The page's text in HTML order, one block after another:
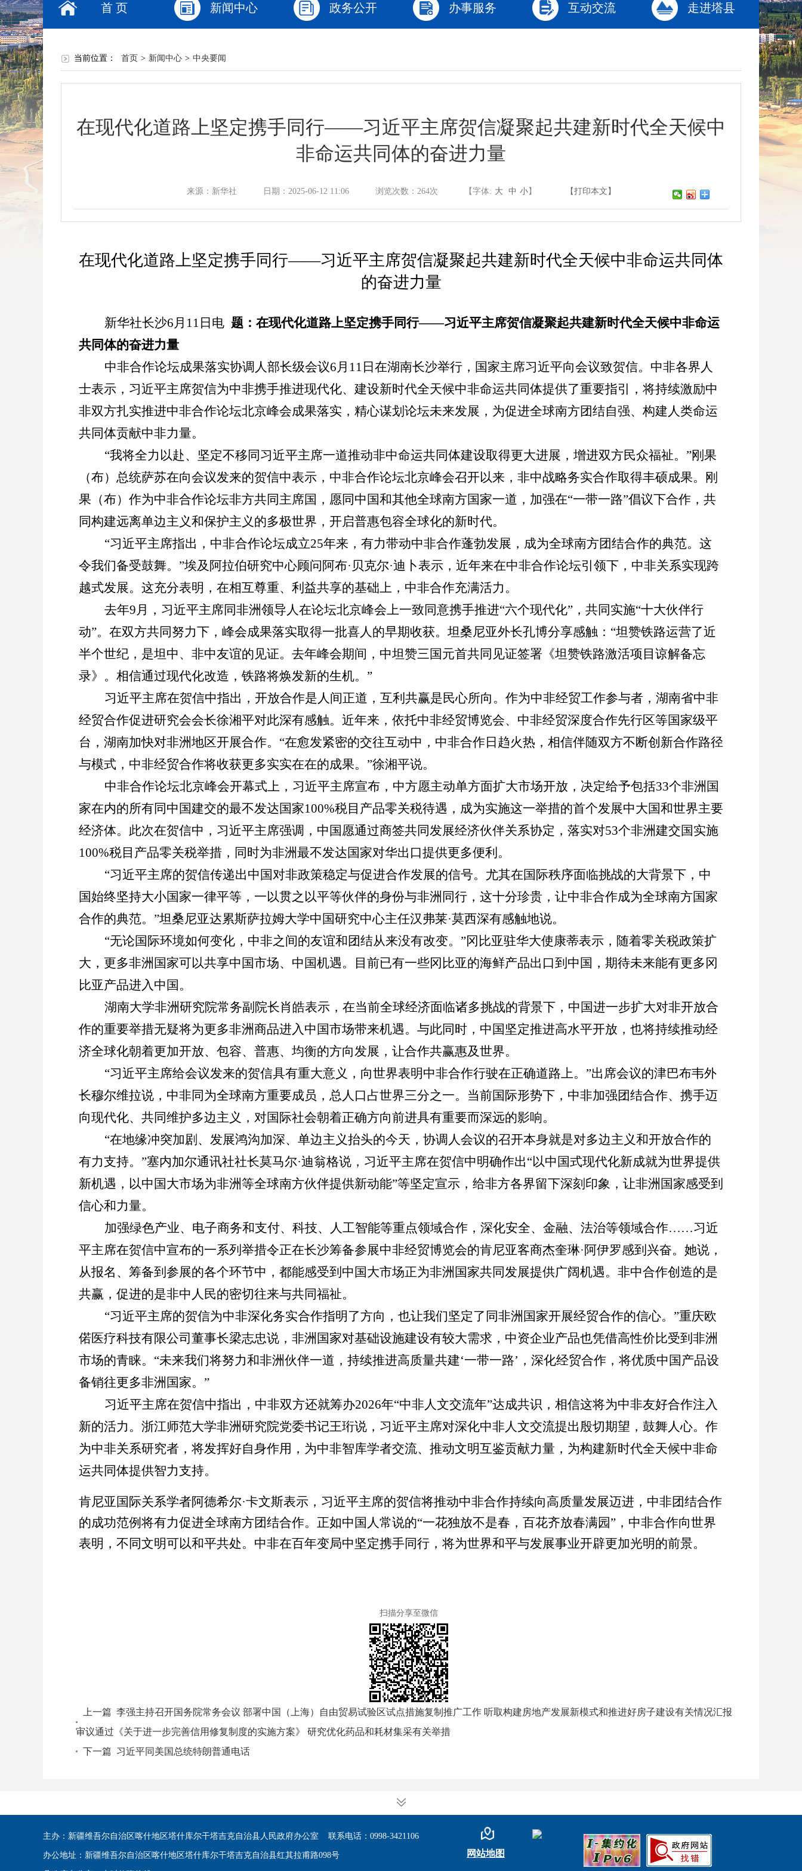
首 页 新闻中心 政务公开 办事服务 互动交流 走进塔县
当前位置： 首页 > 新闻中心 > 中央要闻
在现代化道路上坚定携手同行——习近平主席贺信凝聚起共建新时代全天候中
非命运共同体的奋进力量
来源：新华社 日期：2025-06-12 11:06 浏览次数： 264次 【字体: 大 中 小】 【打印本文】
在现代化道路上坚定携手同行——习近平主席贺信凝聚起共建新时代全天候中非命运共同体
的奋进力量
新华社长沙6月 11 日电 题：在现代化道路上坚定携手同行——习近平主席贺信凝聚起共建新时代全天候中非命运
共同体的奋进力量
中非合作论坛成果落实协调人部长级会议6月 11 日在湖南长沙举行，国家主席习近平向会议致贺信。中非各界人
士表示，习近平主席贺信为中非携手推进现代化、建设新时代全天候中非命运共同体提供了重要指引，将持续激励中
非双方扎实推进中非合作论坛北京峰会成果落实，精心谋划论坛未来发展，为促进全球南方团结自强、构建人类命运
共同体贡献中非力量。
“我将全力以赴、坚定不移同习近平主席一道推动非中命运共同体建设取得更大进展，增进双方民众福祉。 ”刚果
（布）总统萨苏在向会议发来的贺信中表示，中非合作论坛北京峰会召开以来，非中战略务实合作取得丰硕成果。刚
果（布）作为中非合作论坛非方共同主席国，愿同中国和其他全球南方国家一道，加强在“一带一路”倡议下合作，共
同构建远离单边主义和保护主义的多极世界，开启普惠包容全球化的新时代。
“习近平主席指出，中非合作论坛成立25年来，有力带动中非合作蓬勃发展，成为全球南方团结合作的典范。这
令我们备受鼓舞。 ”埃及阿拉伯研究中心顾问阿布· 贝克尔·迪卜表示，近年来在中非合作论坛引领下，中非关系实现跨
越式发展。这充分表明，在相互尊重、利益共享的基础上，中非合作充满活力。
去年9月，习近平主席同非洲领导人在论坛北京峰会上一致同意携手推进“六个现代化”，共同实施“十大伙伴行
动”。在双方共同努力下，峰会成果落实取得一批喜人的早期收获。坦桑尼亚外长孔博分享感触： “坦赞铁路运营了近
半个世纪，是坦中、非中友谊的见证。去年峰会期间，中坦赞三国元首共同见证签署《坦赞铁路激活项目谅解备忘
录》。相信通过现代化改造，铁路将焕发新的生机。 ”
习近平主席在贺信中指出，开放合作是人间正道，互利共赢是民心所向。作为中非经贸工作参与者，湖南省中非
经贸合作促进研究会会长徐湘平对此深有感触。近年来，依托中非经贸博览会、中非经贸深度合作先行区等国家级平
台，湖南加快对非洲地区开展合作。 “在愈发紧密的交往互动中，中非合作日趋火热，相信伴随双方不断创新合作路径
与模式，中非经贸合作将收获更多实实在在的成果。 ”徐湘平说。
中非合作论坛北京峰会开幕式上，习近平主席宣布，中方愿主动单方面扩大市场开放，决定给予包括33个非洲国
家在内的所有同中国建交的最不发达国家100%税目产品零关税待遇，成为实施这一举措的首个发展中大国和世界主要
经济体。此次在贺信中，习近平主席强调，中国愿通过商签共同发展经济伙伴关系协定，落实对53个非洲建交国实施
100%税目产品零关税举措，同时为非洲最不发达国家对华出口提供更多便利。
“习近平主席的贺信传递出中国对非政策稳定与促进合作发展的信号。尤其在国际秩序面临挑战的大背景下，中
国始终坚持大小国家一律平等，一以贯之以平等伙伴的身份与非洲同行，这十分珍贵，让中非合作成为全球南方国家
合作的典范。 ”坦桑尼亚达累斯萨拉姆大学中国研究中心主任汉弗莱·莫西深有感触地说。
“无论国际环境如何变化，中非之间的友谊和团结从来没有改变。 ”冈比亚驻华大使康蒂表示，随着零关税政策扩
大，更多非洲国家可以共享中国市场、中国机遇。目前已有一些冈比亚的海鲜产品出口到中国，期待未来能有更多冈
比亚产品进入中国。
湖南大学非洲研究院常务副院长肖皓表示，在当前全球经济面临诸多挑战的背景下，中国进一步扩大对非开放合
作的重要举措无疑将为更多非洲商品进入中国市场带来机遇。与此同时，中国坚定推进高水平开放，也将持续推动经
济全球化朝着更加开放、包容、普惠、均衡的方向发展，让合作共赢惠及世界。
“习近平主席给会议发来的贺信具有重大意义，向世界表明中非合作行驶在正确道路上。 ”出席会议的津巴布韦外
长穆尔维拉说，中非同为全球南方重要成员，总人口占世界三分之一。当前国际形势下，中非加强团结合作、携手迈
向现代化、共同维护多边主义，对国际社会朝着正确方向前进具有重要而深远的影响。
“在地缘冲突加剧、发展鸿沟加深、单边主义抬头的今天，协调人会议的召开本身就是对多边主义和开放合作的
有力支持。 ”塞内加尔通讯社社长莫马尔·迪翁格说，习近平主席在贺信中明确作出“以中国式现代化新成就为世界提供
新机遇，以中国大市场为非洲等全球南方伙伴提供新动能”等坚定宣示，给非方各界留下深刻印象，让非洲国家感受到
信心和力量。
加强绿色产业、电子商务和支付、科技、人工智能等重点领域合作，深化安全、金融、法治等领域合作……习近
平主席在贺信中宣布的一系列举措令正在长沙筹备参展中非经贸博览会的肯尼亚客商杰奎琳·阿伊罗感到兴奋。她说，
从报名、筹备到参展的各个环节中，都能感受到中国大市场正为非洲国家共同发展提供广阔机遇。非中合作创造的是
共赢，促进的是非中人民的密切往来与共同福祉。
“习近平主席的贺信为中非深化务实合作指明了方向，也让我们坚定了同非洲国家开展经贸合作的信心。 ”重庆欧
偌医疗科技有限公司董事长梁志忠说，非洲国家对基础设施建设有较大需求，中资企业产品也凭借高性价比受到非洲
市场的青睐。 “未来我们将努力和非洲伙伴一道，持续推进高质量共建‘一带一路’ ，深化经贸合作，将优质中国产品设
备销往更多非洲国家。 ”
习近平主席在贺信中指出，中非双方还就筹办2026年“中非人文交流年”达成共识，相信这将为中非友好合作注入
新的活力。浙江师范大学非洲研究院党委书记王珩说，习近平主席对深化中非人文交流提出殷切期望，鼓舞人心。作
为中非关系研究者，将发挥好自身作用，为中非智库学者交流、推动文明互鉴贡献力量，为构建新时代全天候中非命
运共同体提供智力支持。
肯尼亚国际关系学者阿德希尔·卡文斯表示，习近平主席的贺信将推动中非合作持续向高质量发展迈进，中非团结合作
的成功范例将有力促进全球南方团结合作。正如中国人常说的“一花独放不是春，百花齐放春满园” ，中非合作向世界
表明，不同文明可以和平共处。中非在百年变局中坚定携手同行，将为世界和平与发展事业开辟更加光明的前景。
扫描分享至微信
上一篇 李强主持召开国务院常务会议 部署中国（上海）自由贸易试验区试点措施复制推广工作 听取构建房地产发展新模式和推进好房子建设有关情况汇报
审议通过《关于进一步完善信用修复制度的实施方案》 研究优化药品和耗材集采有关举措
下一篇 习近平同美国总统特朗普通电话
主办：新疆维吾尔自治区喀什地区塔什库尔干塔吉克自治县人民政府办公室 联系电话：0998-3421106
办公地址：新疆维吾尔自治区喀什地区塔什库尔干塔吉克自治县红其拉甫路098号 网站地图